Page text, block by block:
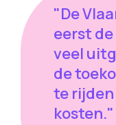
"De
eerst
veel
de
te
kosten."